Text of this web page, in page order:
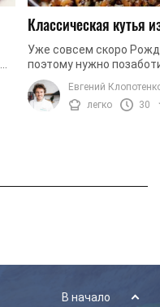
Классическая кутья
Уже совсем скоро
поэтому нужно
будет ваша
традиционный рецепт
настоящая пшеница, а
Евгений
легко
30
В начало